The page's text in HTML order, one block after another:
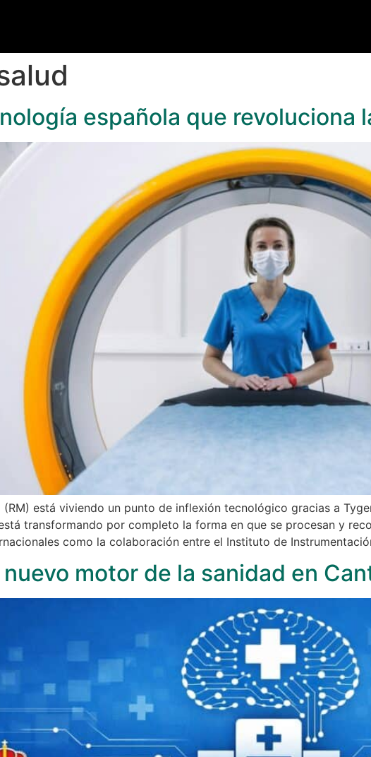
española que revoluciona
(RM) está viviendo un punto de inflexión tecnológico gracias a
transformando por completo la forma en que se procesan y
como la colaboración entre el Instituto de
motor de la sanidad en